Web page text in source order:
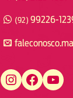
(92) 99226-
https://www.instagram.com/fmodiamanaus/ https://www.facebook.com/fmodiamanaus https://www.youtube.com/user/radiofmodia